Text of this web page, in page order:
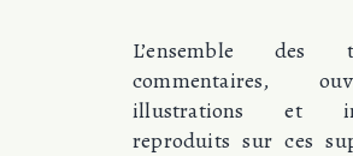
L’ensemble des
commentaires,
illustrations et
reproduits sur ces